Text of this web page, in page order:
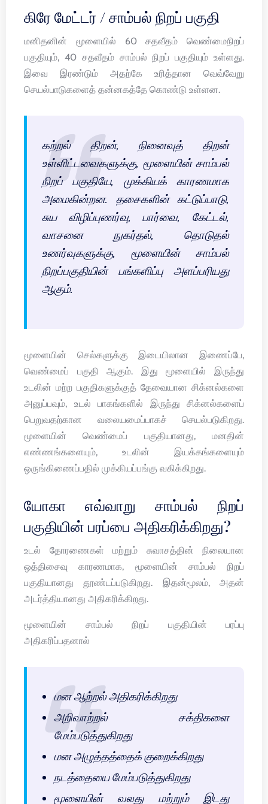
கிரே மேட்டர் / சாம்பல் நிறப் பகுதி
மனிதனின் மூளையில் 60 சதவீதம் வெண்மைநிறப்
பகுதியும், 40 சதவீதம் சாம்பல் நிறப் பகுதியும் உள்ளது.
இவை இரண்டும் அதற்கே உரித்தான வெவ்வேறு
செயல்பாடுகளைத் தன்னகத்தே கொண்டு உள்ளன.
கற்றல் திறன், நினைவுத் திறன்
உள்ளிட்டவைகளுக்கு, மூளையின் சாம்பல்
நிறப் பகுதியே, முக்கியக் காரணமாக
அமைகின்றன. தசைகளின் கட்டுப்பாடு,
சுய விழிப்புணர்வு, பார்வை, கேட்டல்,
வாசனை நுகர்தல், தொடுதல்
உணர்வுகளுக்கு, மூளையின் சாம்பல்
நிறப்பகுதியின் பங்களிப்பு அளப்பரியது
ஆகும்.
மூளையின் செல்களுக்கு இடையிலான இணைப்பே,
வெண்மைப் பகுதி ஆகும். இது மூளையில் இருந்து
உடலின் மற்ற பகுதிகளுக்குத் தேவையான சிக்னல்களை
அனுப்பவும், உடல் பாகங்களில் இருந்து சிக்னல்களைப்
பெறுவதற்கான வலையமைப்பாகச் செயல்படுகிறது.
மூளையின் வெண்மைப் பகுதியானது, மனதின்
எண்ணங்களையும், உடலின் இயக்கங்களையும்
ஒருங்கிணைப்பதில் முக்கியப்பங்கு வகிக்கிறது.
யோகா எவ்வாறு சாம்பல் நிறப்
பகுதியின் பரப்பை அதிகரிக்கிறது?
உடல் தோரணைகள் மற்றும் சுவாசத்தின் நிலையான
ஒத்திசைவு காரணமாக, மூளையின் சாம்பல் நிறப்
பகுதியானது தூண்டப்படுகிறது. இதன்மூலம், அதன்
அடர்த்தியானது அதிகரிக்கிறது.
மூளையின் சாம்பல் நிறப் பகுதியின் பரப்பு
அதிகரிப்பதனால்
மன ஆற்றல் அதிகரிக்கிறது
அறிவாற்றல் சக்திகளை
மேம்படுத்துகிறது
மன அழுத்தத்தைக் குறைக்கிறது
நடத்தையை மேம்படுத்துகிறது
மூளையின் வலது மற்றும் இடது